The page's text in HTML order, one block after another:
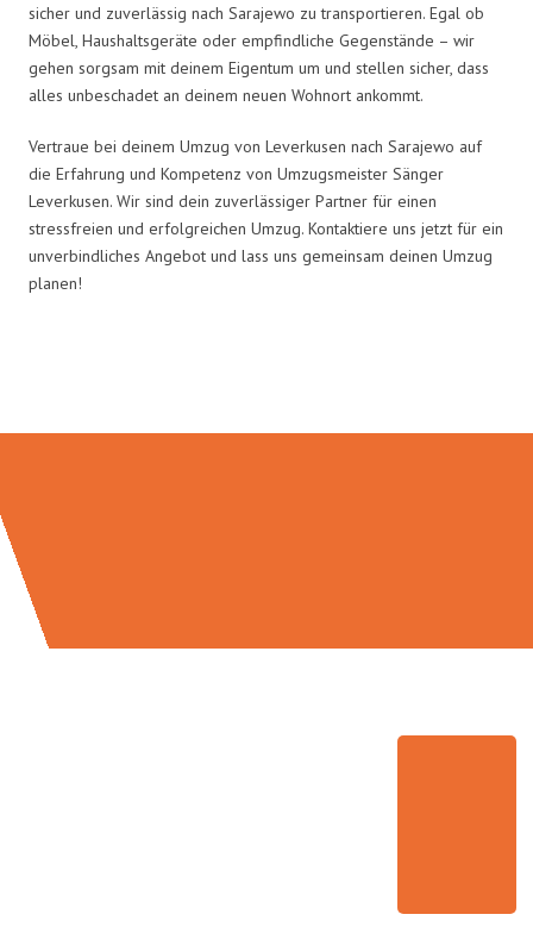
sicher und zuverlässig nach Sarajewo zu transportieren. Egal ob
Möbel, Haushaltsgeräte oder empfindliche Gegenstände – wir
gehen sorgsam mit deinem Eigentum um und stellen sicher, dass
alles unbeschadet an deinem neuen Wohnort ankommt.
Vertraue bei deinem Umzug von Leverkusen nach Sarajewo auf
die Erfahrung und Kompetenz von Umzugsmeister Sänger
Leverkusen. Wir sind dein zuverlässiger Partner für einen
stressfreien und erfolgreichen Umzug. Kontaktiere uns jetzt für ein
unverbindliches Angebot und lass uns gemeinsam deinen Umzug
planen!